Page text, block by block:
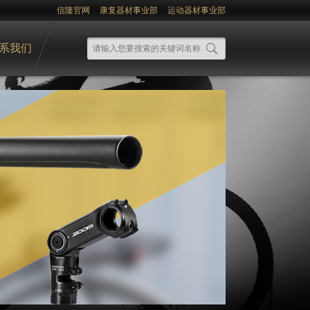
信隆官网 康复器材事业部 运动器材事业部
我们